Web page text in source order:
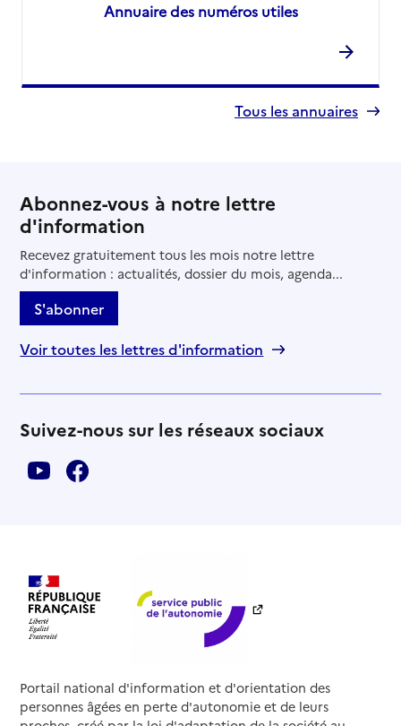
Annuaire des numéros utiles
Tous les annuaires
Abonnez-vous à notre lettre
d'information
Recevez gratuitement tous les mois notre lettre
d'information : actualités, dossier du mois, agenda...
S'abonner
Voir toutes les lettres d'information
Suivez-nous sur les réseaux sociaux
Portail national d'information et d'orientation des
personnes âgées en perte d'autonomie et de leurs